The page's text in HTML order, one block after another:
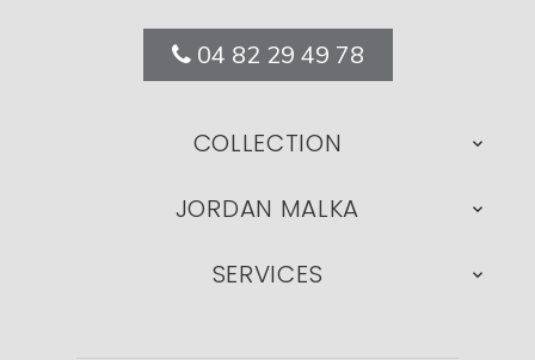
04 82 29 49 78
COLLECTION 
JORDAN MALKA 
SERVICES 